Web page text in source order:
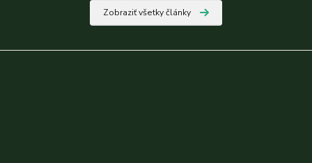
Zobraziť všetky články